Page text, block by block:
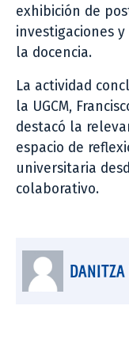
exhibición de
investigaciones
la docencia.
La actividad
la UGCM,
destacó la
espacio de
universitaria
colaborativo.